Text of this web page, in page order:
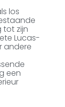
los
tot zijn
Lucas-
andere
een